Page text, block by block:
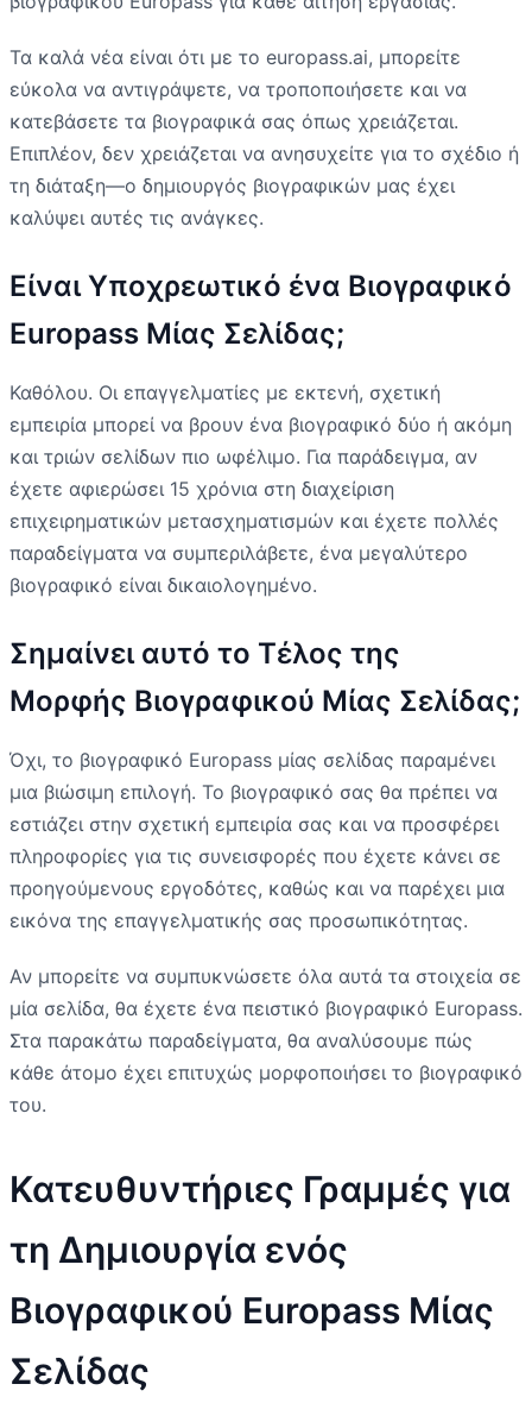
Τα καλά νέα είναι ότι με το europass.ai, μπορείτε
εύκολα να αντιγράψετε, να τροποποιήσετε και να
κατεβάσετε τα βιογραφικά σας όπως χρειάζεται.
Επιπλέον, δεν χρειάζεται να ανησυχείτε για το σχέδιο ή
τη διάταξη—ο δημιουργός βιογραφικών μας έχει
καλύψει αυτές τις ανάγκες.
Είναι Υποχρεωτικό ένα Βιογραφικό
Europass Μίας Σελίδας;
Καθόλου. Οι επαγγελματίες με εκτενή, σχετική
εμπειρία μπορεί να βρουν ένα βιογραφικό δύο ή ακόμη
και τριών σελίδων πιο ωφέλιμο. Για παράδειγμα, αν
έχετε αφιερώσει 15 χρόνια στη διαχείριση
επιχειρηματικών μετασχηματισμών και έχετε πολλές
παραδείγματα να συμπεριλάβετε, ένα μεγαλύτερο
βιογραφικό είναι δικαιολογημένο.
Σημαίνει αυτό το Τέλος της
Μορφής Βιογραφικού Μίας Σελίδας;
Όχι, το βιογραφικό Europass μίας σελίδας παραμένει
μια βιώσιμη επιλογή. Το βιογραφικό σας θα πρέπει να
εστιάζει στην σχετική εμπειρία σας και να προσφέρει
πληροφορίες για τις συνεισφορές που έχετε κάνει σε
προηγούμενους εργοδότες, καθώς και να παρέχει μια
εικόνα της επαγγελματικής σας προσωπικότητας.
Αν μπορείτε να συμπυκνώσετε όλα αυτά τα στοιχεία σε
μία σελίδα, θα έχετε ένα πειστικό βιογραφικό Europass.
Στα παρακάτω παραδείγματα, θα αναλύσουμε πώς
κάθε άτομο έχει επιτυχώς μορφοποιήσει το βιογραφικό
του.
Κατευθυντήριες Γραμμές για
τη Δημιουργία ενός
Βιογραφικού Europass Μίας
Σελίδας